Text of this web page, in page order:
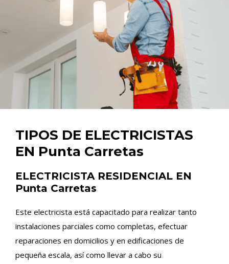
TIPOS DE ELECTRICISTAS
EN Punta Carretas
ELECTRICISTA RESIDENCIAL EN
Punta Carretas
Este electricista está capacitado para realizar tanto
instalaciones parciales como completas, efectuar
reparaciones en domicilios y en edificaciones de
pequeña escala, así como llevar a cabo su